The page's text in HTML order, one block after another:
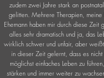
zudem zwei Jahre stark an
gelitten. Mehrere Therapien, meine
Ehemann haben mir durch diese Zeit
alles sehr dramatisch und ja, das
wirklich schwer und unfair, aber
in dieser Zeit gelernt, dass es
möglichst einfaches Leben zu
stärken und immer weiter zu